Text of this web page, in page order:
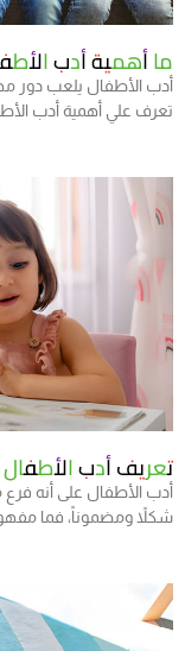
ما أهمية أدب
أدب الأطفال يلعب دور
تعرف علي أهمية أدب
تعريف أدب
أدب الأطفال على أنه
شكلاً ومضموناً، فما